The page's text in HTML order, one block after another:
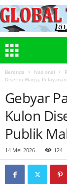
Beranda Nasional
Diserbu Warga,
Gebyar
Kulon
Publik
14 Mei 2026 124